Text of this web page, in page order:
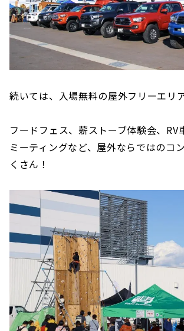
続いては、入場無料の屋外フリーエリア
フードフェス、薪ストーブ体験会、RV
ミーティングなど、屋外ならではのコ
くさん！